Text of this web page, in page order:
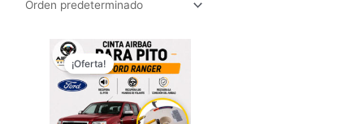
¡Oferta!
precio
original
era:
$179,99.
El
precio
actual
es:
$149,99.